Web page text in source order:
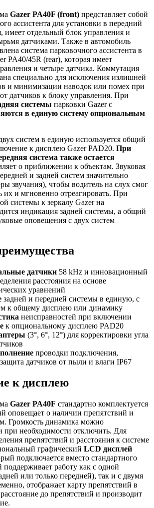
Gazer PA40F (front) представляет собой
ассистента для установки в передний
имеет отдельный блок управления и
датчиками. Также в автомобиль
система парковочного ассистента в
PA40/45R (rear), которая имеет
и четыре датчика. Коммутация
специально для исключения излишней
и минимизации наводок или помех при
датчиков к блоку управления. При
системы парковки Gazer с
в единую систему опциональным
систем в единую используется общий
к дисплею Gazer PAD20. При
система также остается
о приближении к объектам. Звуковая
и задней систем значительно
звучания), чтобы водитель на слух смог
их и мгновенно отреагировать. При
системы к зеркалу Gazer на
индикация задней системы, а общий
оповещения с двух систем
датчики 58 kHz и инновационный
расстояния на основе
уравнений
задней и передней системы в единую, с
к общему дисплею или динамику
неисправностей при включении
к опциональному дисплею PAD20
(3°, 6°, 12°) для корректировки угла
проводки подключения,
датчиков от пыли и влаги IP67
к дисплею
Gazer PA40F стандартно комплектуется
оповещает о наличии препятствий и
Громкость динамика можно
при необходимости отключить. Для
препятствий и расстояния к системе
графический LCD дисплей
подключается вместо стандартного
работу как с одной
или только передней), так и с двумя
отображает карту препятствий в
до препятствий и производит